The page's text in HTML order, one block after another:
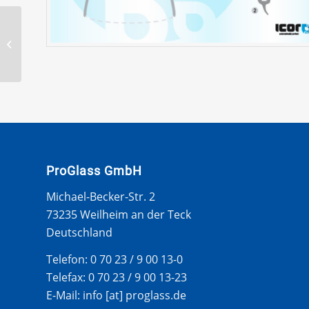
ProGlass GmbH
Michael-Becker-Str. 2
73235 Weilheim an der Teck
Deutschland
Telefon: 0 70 23 / 9 00 13-0
Telefax: 0 70 23 / 9 00 13-23
E-Mail: info [at] proglass.de